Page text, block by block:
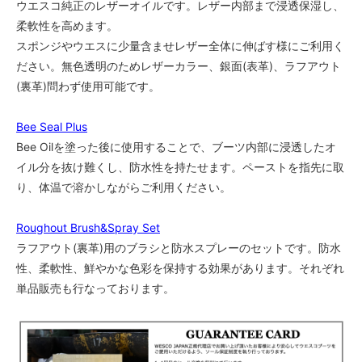
ウエスコ純正のレザーオイルです。レザー内部まで浸透保湿し、
柔軟性を高めます。
スポンジやウエスに少量含ませレザー全体に伸ばす様にご利用く
ださい。無色透明のためレザーカラー、銀面(表革)、ラフアウト
(裏革)問わず使用可能です。
Bee Seal Plus
Bee Oilを塗った後に使用することで、ブーツ内部に浸透したオ
イル分を抜け難くし、防水性を持たせます。ペーストを指先に取
り、体温で溶かしながらご利用ください。
Roughout Brush&Spray Set
ラフアウト(裏革)用のブラシと防水スプレーのセットです。防水
性、柔軟性、鮮やかな色彩を保持する効果があります。それぞれ
単品販売も行なっております。